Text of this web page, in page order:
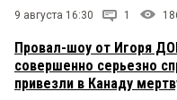
9 августа 16:30 1
Провал-шоу от Игоря
совершенно серьезно
привезли в Канаду